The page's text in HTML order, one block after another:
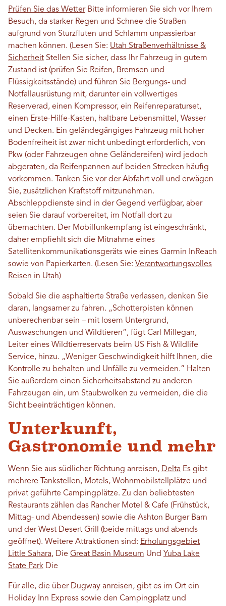
Prüfen Sie das WetterBitte informieren Sie sich vor Ihrem
Besuch, da starker Regen und Schnee die Straßen
aufgrund von Sturzfluten und Schlamm unpassierbar
machen können. (Lesen Sie: Utah Straßenverhältnisse &
Sicherheit Stellen Sie sicher, dass Ihr Fahrzeug in gutem
Zustand ist (prüfen Sie Reifen, Bremsen und
Flüssigkeitsstände) und führen Sie Bergungs- und
Notfallausrüstung mit, darunter ein vollwertiges
Reserverad, einen Kompressor, ein Reifenreparaturset,
einen Erste-Hilfe-Kasten, haltbare Lebensmittel, Wasser
und Decken. Ein geländegängiges Fahrzeug mit hoher
Bodenfreiheit ist zwar nicht unbedingt erforderlich, von
Pkw (oder Fahrzeugen ohne Geländereifen) wird jedoch
abgeraten, da Reifenpannen auf beiden Strecken häufig
vorkommen. Tanken Sie vor der Abfahrt voll und erwägen
Sie, zusätzlichen Kraftstoff mitzunehmen.
Abschleppdienste sind in der Gegend verfügbar, aber
seien Sie darauf vorbereitet, im Notfall dort zu
übernachten. Der Mobilfunkempfang ist eingeschränkt,
daher empfiehlt sich die Mitnahme eines
Satellitenkommunikationsgeräts wie eines Garmin InReach
sowie von Papierkarten. (Lesen Sie: Verantwortungsvolles
Reisen in Utah)
Sobald Sie die asphaltierte Straße verlassen, denken Sie
daran, langsamer zu fahren. „Schotterpisten können
unberechenbar sein – mit losem Untergrund,
Auswaschungen und Wildtieren“, fügt Carl Millegan,
Leiter eines Wildtierreservats beim US Fish & Wildlife
Service, hinzu. „Weniger Geschwindigkeit hilft Ihnen, die
Kontrolle zu behalten und Unfälle zu vermeiden.“ Halten
Sie außerdem einen Sicherheitsabstand zu anderen
Fahrzeugen ein, um Staubwolken zu vermeiden, die die
Sicht beeinträchtigen können.
Unterkunft,
Gastronomie und mehr
Wenn Sie aus südlicher Richtung anreisen, Delta Es gibt
mehrere Tankstellen, Motels, Wohnmobilstellplätze und
privat geführte Campingplätze. Zu den beliebtesten
Restaurants zählen das Rancher Motel & Cafe (Frühstück,
Mittag- und Abendessen) sowie die Ashton Burger Barn
und der West Desert Grill (beide mittags und abends
geöffnet). Weitere Attraktionen sind: Erholungsgebiet
Little Sahara, Die Great Basin Museum Und Yuba Lake
State Park Die
Für alle, die über Dugway anreisen, gibt es im Ort ein
Holiday Inn Express sowie den Campingplatz und